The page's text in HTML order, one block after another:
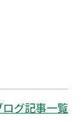
グ記事一覧